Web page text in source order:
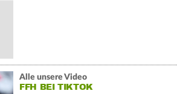
Alle unsere Video
FFH BEI TIKTOK